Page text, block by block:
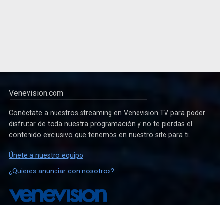
Venevision.com
Conéctate a nuestros streaming en Venevision.TV para poder
disfrutar de toda nuestra programación y no te pierdas el
contenido exclusivo que tenemos en nuestro site para ti.
Únete a nuestro equipo
¿Quieres anunciar con nosotros?